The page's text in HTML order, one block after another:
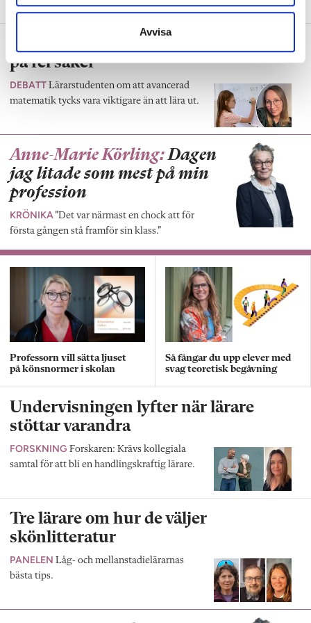
Avvisa
sitt inre driv.”
på fel saker
DEBATT Lärarstudenten om att avancerad
matematik tycks vara viktigare än att lära ut.
Anne-Marie Körling:Dagen
jag litade som mest på min
profession
KRÖNIKA ”Det var närmast en chock att för
första gången stå framför sin klass.”
Professorn vill sätta ljuset
på könsnormer i skolan
Så fångar du upp elever med
svag teoretisk begåvning
Undervisningen lyfter när lärare
stöttar varandra
FORSKNING Forskaren: Krävs kollegiala
samtal för att bli en handlingskraftig lärare.
Tre lärare om hur de väljer
skönlitteratur
PANELEN Låg- och mellanstadielärarnas
bästa tips.